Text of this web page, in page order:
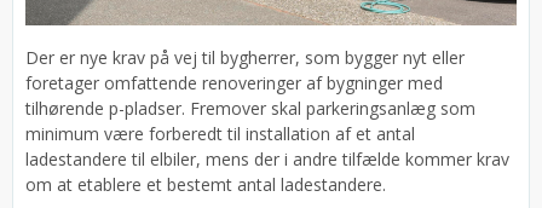
Der er nye krav på vej til bygherrer, som bygger nyt eller
foretager omfattende renoveringer af bygninger med
tilhørende p-pladser. Fremover skal parkeringsanlæg som
minimum være forberedt til installation af et antal
ladestandere til elbiler, mens der i andre tilfælde kommer krav
om at etablere et bestemt antal ladestandere.